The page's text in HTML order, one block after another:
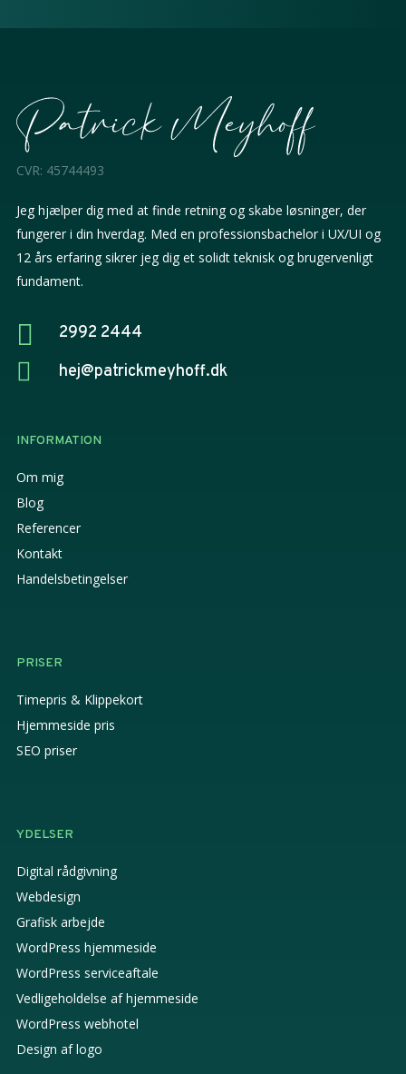
CVR: 45744493
Jeg hjælper dig med at finde retning og skabe løsninger, der
fungerer i din hverdag. Med en professionsbachelor i UX/UI og
12 års erfaring sikrer jeg dig et solidt teknisk og brugervenligt
fundament.
 2992 2444
 hej@patrickmeyhoff.dk
INFORMATION
Om mig
Blog
Referencer
Kontakt
Handelsbetingelser
PRISER
Timepris & Klippekort
Hjemmeside pris
SEO priser
YDELSER
Digital rådgivning
Webdesign
Grafisk arbejde
WordPress hjemmeside
WordPress serviceaftale
Vedligeholdelse af hjemmeside
WordPress webhotel
Design af logo